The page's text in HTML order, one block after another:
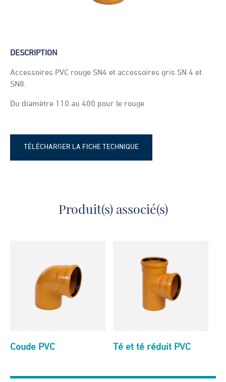
DESCRIPTION
Accessoires PVC rouge SN4 et accessoires gris SN 4 et
SN8.
Du diamètre 110 au 400 pour le rouge
TÉLÉCHARGER LA FICHE TECHNIQUE
Produit(s) associé(s)
Coude PVC Té et té réduit PVC